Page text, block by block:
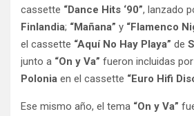
cassette “Dance Hits ‘90”, lanzado
Finlandia; “Mañana” y “Flamenco
el cassette “Aquí No Hay Playa” de
junto a “On y Va” fueron incluidas
Polonia en el cassette “Euro Hifi
Ese mismo año, el tema “On y Va”